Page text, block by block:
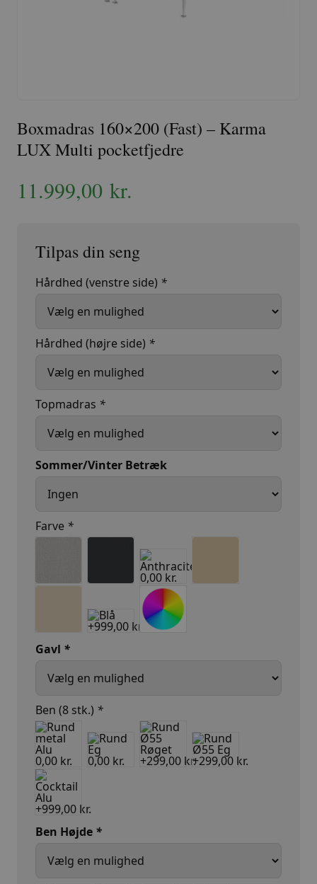
Boxmadras 160×200 (Fast) – Karma
LUX Multi pocketfjedre
11.999,00 kr.
Hårdhed (venstre side) *
Hårdhed (højre side) *
Topmadras *
Sommer/Vinter Betræk
Farve *
Gavl *
Ben (8 stk.) *
Ben Højde *